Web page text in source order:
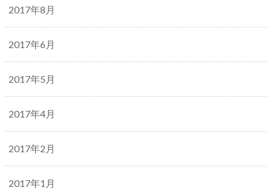
2017年8月
2017年6月
2017年5月
2017年4月
2017年2月
2017年1月